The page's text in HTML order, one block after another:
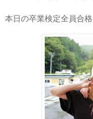
本日の卒業検定全員合